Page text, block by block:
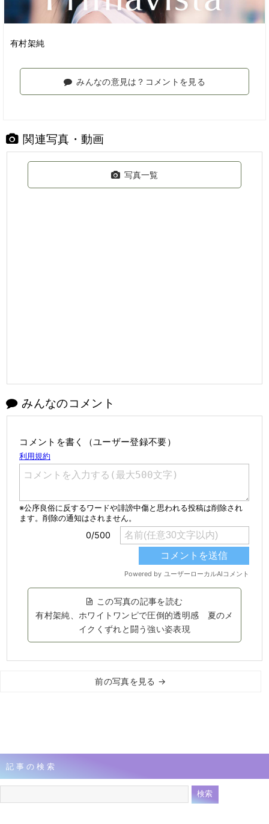
有村架純
みんなの意見は？コメントを見る
関連写真・動画
写真一覧
みんなのコメント
コメントを書く（ユーザー登録不要）
この写真の記事を読む
有村架純、ホワイトワンピで圧倒的透明感 夏のメ
イクくずれと闘う強い姿表現
前の写真を見る →
記事の検索